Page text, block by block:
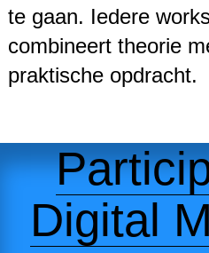
te gaan. Iedere
combineert theorie
praktische opdracht.
Digital